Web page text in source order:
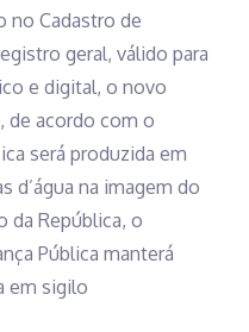
no Cadastro de
geral, válido para
e digital, o novo
de acordo com o
será produzida em
d’água na imagem do
da República, o
Pública manterá
em sigilo